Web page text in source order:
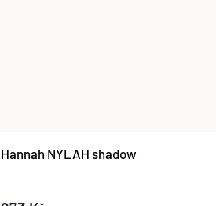
Hannah NYLAH shadow